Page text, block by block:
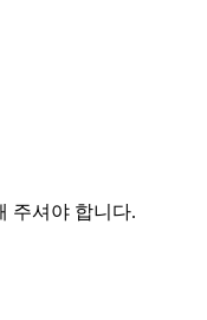
주셔야 합니다.